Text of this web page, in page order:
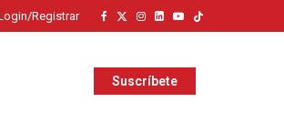
Registrar
Suscríbete